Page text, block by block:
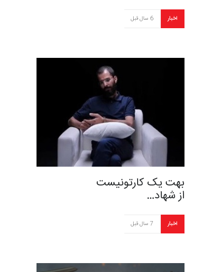
اخبار 6 سال قبل
بهت یک کارتونیست
از شهاد…
اخبار 7 سال قبل